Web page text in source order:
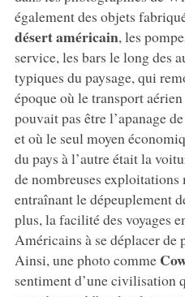
également des objets
désert américain, les
service, les bars le long des
typiques du paysage, qui
époque où le transport
pouvait pas être l’apanage
et où le seul moyen
du pays à l’autre était la
de nombreuses
entraînant le dépeuplement
plus, la facilité des voyages
Américains à se déplacer de
Ainsi, une photo comme
sentiment d’une civilisation